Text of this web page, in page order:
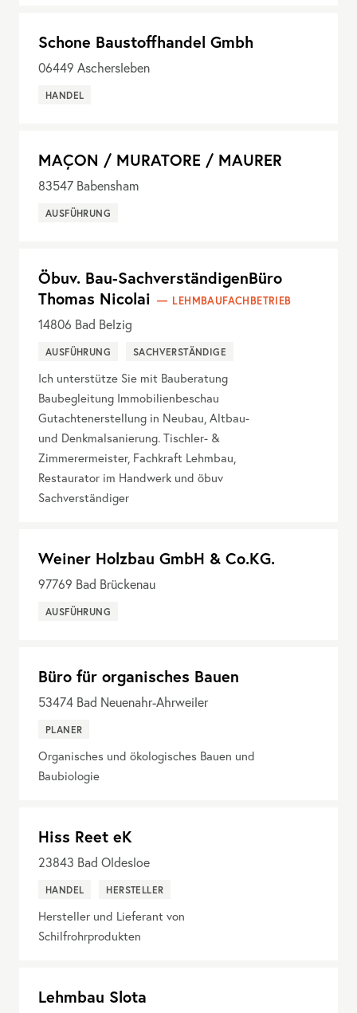
Schone Baustoffhandel Gmbh
06449 Aschersleben
HANDEL
MAÇON / MURATORE / MAURER
83547 Babensham
AUSFÜHRUNG
Öbuv. Bau-SachverständigenBüro
Thomas Nicolai
LEHMBAUFACHBETRIEB
14806 Bad Belzig
AUSFÜHRUNG SACHVERSTÄNDIGE
Ich unterstütze Sie mit Bauberatung
Baubegleitung Immobilienbeschau
Gutachtenerstellung in Neubau, Altbau-
und Denkmalsanierung. Tischler- &
Zimmerermeister, Fachkraft Lehmbau,
Restaurator im Handwerk und öbuv
Sachverständiger
Weiner Holzbau GmbH & Co.KG.
97769 Bad Brückenau
AUSFÜHRUNG
Büro für organisches Bauen
53474 Bad Neuenahr-Ahrweiler
PLANER
Organisches und ökologisches Bauen und
Baubiologie
Hiss Reet eK
23843 Bad Oldesloe
HANDEL HERSTELLER
Hersteller und Lieferant von
Schilfrohrprodukten
Lehmbau Slota